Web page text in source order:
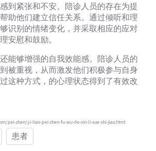
到紧张和不安。陪诊人员的存在为提
助他们建立信任关系。通过倾听和理
识别的情绪变化，并采取相应的应对
安慰和鼓励。
能够增强的自我效能感。陪诊人员的
被重视，从而激发他们积极参与自身
这种方式，的心理状态得到了有效改
pei-zhen/yi-liao-pei-zhen-fu-wu-de-xin-li-xue-shi-jiao.html
患者